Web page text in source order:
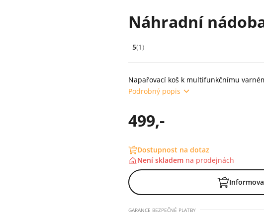
Náhradní
Hodnocení: 5 z 5 (1 recenzí)
5(1)
Napařovací koš k multifunkčnímu
Podrobný popis
499,-
Dostupnost na dotaz
Není skladem na prodejnách
GARANCE BEZPEČNÉ PLATBY